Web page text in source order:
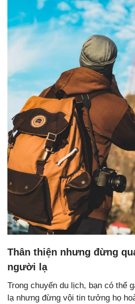
Thân thiện nhưng đừng
người lạ
Trong chuyến du lịch, bạn có thể
lạ nhưng đừng vội tin tưởng họ